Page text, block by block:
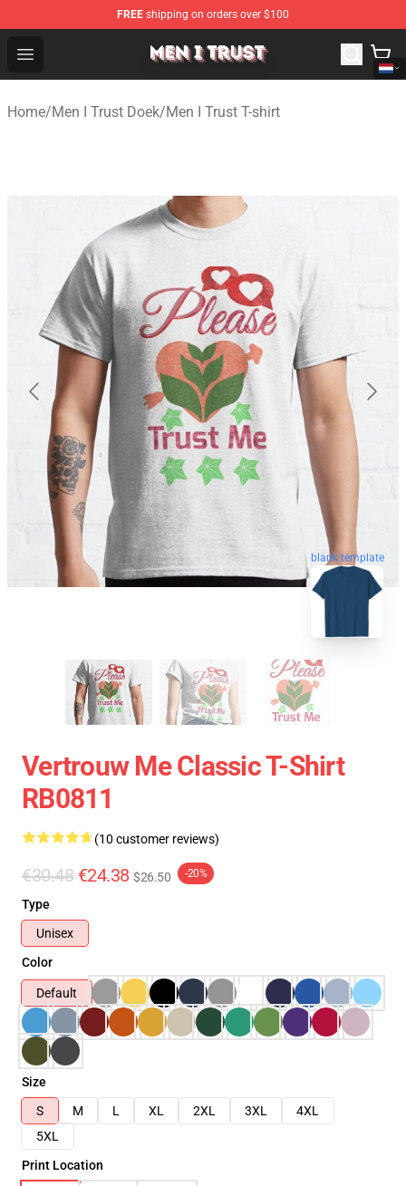
FREE shipping on orders over $100
Open menu
Men I Trust Shop - Official Men I Trust Merchandise Store
Home/Men I Trust Doek/Men I Trust T-shirt
blank template
Vertrouw Me Classic T-Shirt
RB0811
(10 customer reviews)
€30.48 €24.38 $26.50 -20%
Type
Unisex
Color
Default
Size
S
M L XL 2XL 3XL
4XL
5XL
Print Location